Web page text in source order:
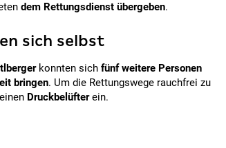
dem Rettungsdienst übergeben.
sich selbst
konnten sich fünf weitere Personen
bringen. Um die Rettungswege rauchfrei zu
Druckbelüfterein.